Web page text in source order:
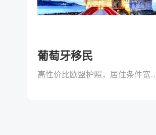
葡萄牙移民
高性价比欧盟护照